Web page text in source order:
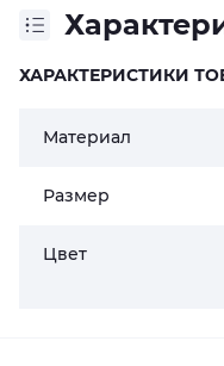
ХАРАКТЕРИСТИКИ
Материал
Размер
Цвет